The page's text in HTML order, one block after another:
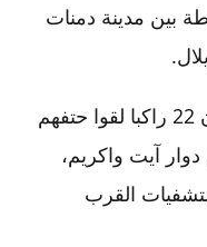
بين مدينة دمنات
وحسب مصادر إعلامية محلية فإن 22 راكبا لقوا حتفهم
آيت واكريم،
القرب